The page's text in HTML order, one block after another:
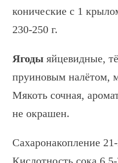
конические с 1
230-250 г.
Ягоды яйцевидные,
пруиновым налётом,
Мякоть сочная,
не окрашен.
Сахаронакопление